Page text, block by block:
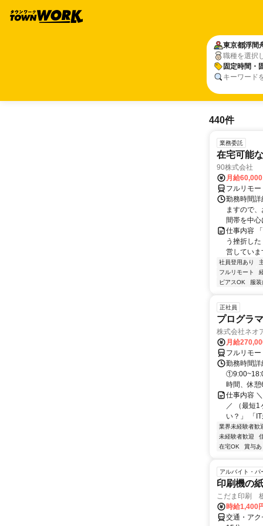
東京都浮間
職種を選択
固定時間・
キーワード
440件
業務委託
在宅可能
90株式会社
月給
フルリモー
勤務時間
ますので
間帯を中
仕事内容
う挫折し
営していま
社員登用あり
フルリモート
ピアスOK
服
正社員
プログラ
株式会社ネオ
月給
フルリモー
勤務時間
時間、休憩
仕事内容
／ （最短1
い？」 「
業界未経験者歓
未経験者歓迎
在宅OK
賞与あ
アルバイト・パ
印刷機の
こだま印刷
時給1,400
交通・ア